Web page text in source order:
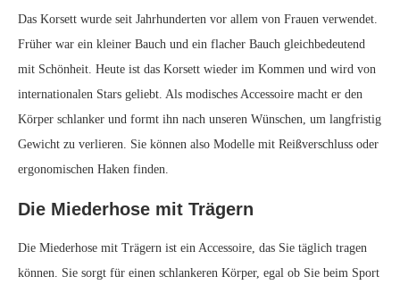
Das Korsett wurde seit Jahrhunderten vor allem von Frauen verwendet.
Früher war ein kleiner Bauch und ein flacher Bauch gleichbedeutend
mit Schönheit. Heute ist das Korsett wieder im Kommen und wird von
internationalen Stars geliebt. Als modisches Accessoire macht er den
Körper schlanker und formt ihn nach unseren Wünschen, um langfristig
Gewicht zu verlieren. Sie können also Modelle mit Reißverschluss oder
ergonomischen Haken finden.
Die Miederhose mit Trägern
Die Miederhose mit Trägern ist ein Accessoire, das Sie täglich tragen
können. Sie sorgt für einen schlankeren Körper, egal ob Sie beim Sport